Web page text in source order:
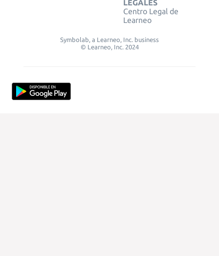
LEGALES
Centro Legal de
Learneo
Symbolab, a Learneo, Inc. business
© Learneo, Inc. 2024